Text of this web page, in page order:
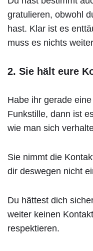
gratulieren, obwohl
hast. Klar ist es
muss es nichts
2. Sie hält eure
Habe ihr gerade
Funkstille, dann ist
wie man sich
Sie nimmt die
dir deswegen nicht
Du hättest dich
weiter keinen
respektieren.